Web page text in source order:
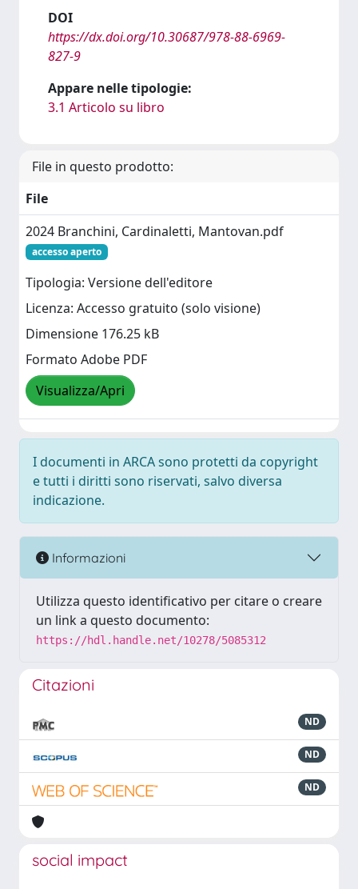
DOI
https://dx.doi.org/10.30687/978-88-6969-
827-9
Appare nelle tipologie:
3.1 Articolo su libro
File in questo prodotto:
File
2024 Branchini, Cardinaletti, Mantovan.pdf
accesso aperto
Tipologia: Versione dell'editore
Licenza: Accesso gratuito (solo visione)
Dimensione 176.25 kB
Formato Adobe PDF
Visualizza/Apri
I documenti in ARCA sono protetti da copyright
e tutti i diritti sono riservati, salvo diversa
indicazione.
Informazioni
Utilizza questo identificativo per citare o creare
un link a questo documento:
https://hdl.handle.net/10278/5085312
Citazioni
ND
ND
ND
social impact